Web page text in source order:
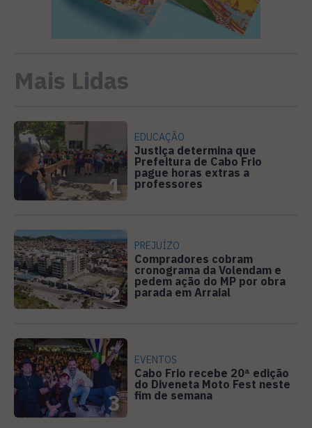
Mais Lidas
1
EDUCAÇÃO
Justiça determina que
Prefeitura de Cabo Frio
pague horas extras a
professores
2
PREJUÍZO
Compradores cobram
cronograma da Volendam e
pedem ação do MP por obra
parada em Arraial
3
EVENTOS
Cabo Frio recebe 20ª edição
do Diveneta Moto Fest neste
fim de semana